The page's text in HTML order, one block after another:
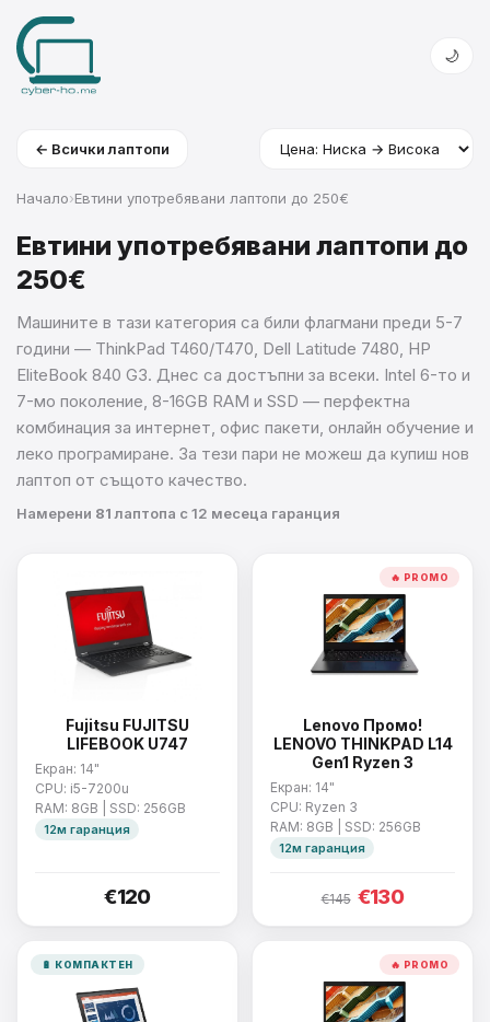
🌙
← Всички лаптопи
Начало›Евтини употребявани лаптопи до 250€
Евтини употребявани лаптопи до
250€
Машините в тази категория са били флагмани преди 5-7
години — ThinkPad T460/T470, Dell Latitude 7480, HP
EliteBook 840 G3. Днес са достъпни за всеки. Intel 6-то и
7-мо поколение, 8-16GB RAM и SSD — перфектна
комбинация за интернет, офис пакети, онлайн обучение и
леко програмиране. За тези пари не можеш да купиш нов
лаптоп от същото качество.
Намерени 81 лаптопа с 12 месеца гаранция
Fujitsu FUJITSU
LIFEBOOK U747
Екран: 14"
CPU: i5-7200u
RAM: 8GB | SSD: 256GB
12м гаранция
€120
🔥 PROMO
Lenovo Промо!
LENOVO THINKPAD L14
Gen1 Ryzen 3
Екран: 14"
CPU: Ryzen 3
RAM: 8GB | SSD: 256GB
12м гаранция
€145 €130
🔋 КОМПАКТЕН 🔥 PROMO